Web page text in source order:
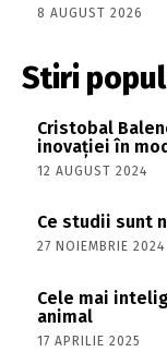
8 AUGUST 2026
Stiri
Cristobal
inovației în
12 AUGUST 2024
Ce studii sunt
27 NOIEMBRIE 2024
Cele mai
animal
17 APRILIE 2025